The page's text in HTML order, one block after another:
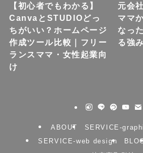
【初心者でもわかる】
CanvaとSTUDIOどっ
ちがいい？ホームページ
作成ツール比較｜フリー
ランスママ・女性起業向
け
元会
ママ
なっ
る強み
ABOUT
SERVICE-
SERVICE-web design